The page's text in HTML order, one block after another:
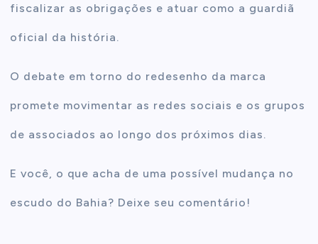
fiscalizar as obrigações e atuar como a guardiã
oficial da história.
O debate em torno do redesenho da marca
promete movimentar as redes sociais e os grupos
de associados ao longo dos próximos dias.
E você, o que acha de uma possível mudança no
escudo do Bahia? Deixe seu comentário!